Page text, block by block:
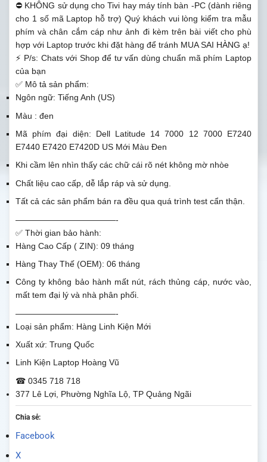
⛔ KHÔNG sử dụng cho Tivi hay máy tính bàn -PC (dành riêng
cho 1 số mã Laptop hỗ trợ) Quý khách vui lòng kiểm tra mẫu
phím và chân cắm cáp như ảnh đi kèm trên bài viết cho phù
hợp với Laptop trước khi đặt hàng để tránh MUA SAI HÀNG ạ!
⚡ P/s: Chats với Shop để tư vấn dùng chuẩn mã phím Laptop
của bạn
✅ Mô tả sản phẩm:
Ngôn ngữ: Tiếng Anh (US)
Màu : đen
Mã phím đại diện: Dell Latitude 14 7000 12 7000 E7240
E7440 E7420 E7420D US Mới Màu Đen
Khi cầm lên nhìn thấy các chữ cái rõ nét không mờ nhòe
Chất liệu cao cấp, dễ lắp ráp và sử dụng.
Tất cả các sản phẩm bán ra đều qua quá trình test cẩn thận.
————————————-
✅ Thời gian bảo hành:
Hàng Cao Cấp ( ZIN): 09 tháng
Hàng Thay Thế (OEM): 06 tháng
Công ty không bảo hành mất nút, rách thủng cáp, nước vào,
mất tem đại lý và nhà phân phối.
————————————-
Loại sản phẩm: Hàng Linh Kiện Mới
Xuất xứ: Trung Quốc
Linh Kiện Laptop Hoàng Vũ
☎ 0345 718 718
377 Lê Lợi, Phường Nghĩa Lộ, TP Quảng Ngãi
Chia sẻ:
Facebook
X